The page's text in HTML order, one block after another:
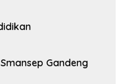
Gandeng